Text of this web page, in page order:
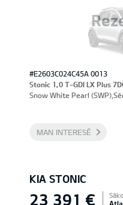
#E2603C024C45A 0013
Stonic 1,0 T-GDI LX Plus
Snow White Pearl
MAN INTERESĒ
KIA STONIC
23 391 €